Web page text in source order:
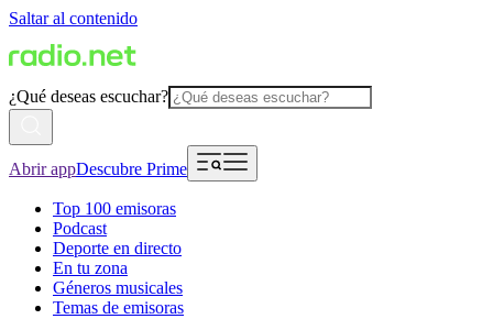
Saltar al contenido
¿Qué deseas escuchar?
Abrir appDescubre Prime
Top 100 emisoras
Podcast
Deporte en directo
En tu zona
Géneros musicales
Temas de emisoras